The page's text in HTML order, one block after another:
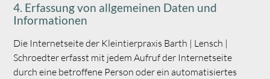
4. Erfassung von allgemeinen Daten und
Informationen
Die Internetseite der Kleintierpraxis Barth | Lensch |
Schroedter erfasst mit jedem Aufruf der Internetseite
durch eine betroffene Person oder ein automatisiertes